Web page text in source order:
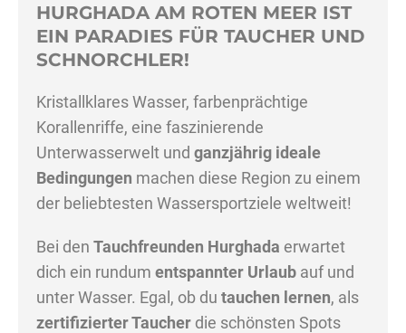
HURGHADA AM ROTEN MEER IST
EIN PARADIES FÜR TAUCHER UND
SCHNORCHLER!
Kristallklares Wasser, farbenprächtige
Korallenriffe, eine faszinierende
Unterwasserwelt undganzjährig ideale
Bedingungen machen diese Region zu einem
der beliebtesten Wassersportziele weltweit!
Bei denTauchfreunden Hurghada erwartet
dich ein rundumentspannter Urlaub auf und
unter Wasser. Egal, ob dutauchen lernen, als
zertifizierter Taucher die schönsten Spots